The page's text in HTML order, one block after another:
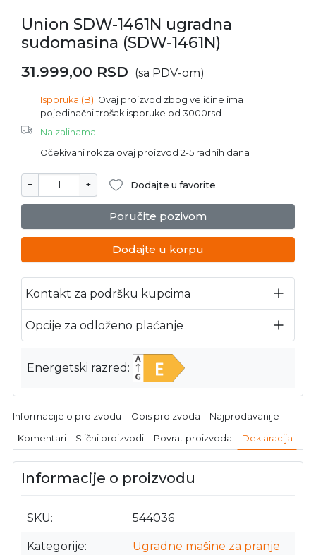
Union SDW-1461N ugradna
sudomasina (SDW-1461N)
31.999,00 RSD (sa PDV-om)
Isporuka (B): Ovaj proizvod zbog veličine ima
pojedinačni trošak isporuke od 3000rsd
Na zalihama
Očekivani rok za ovaj proizvod 2-5 radnih dana
− + Dodajte u favorite
Poručite pozivom
Dodajte u korpu
Kontakt za podršku kupcima
Opcije za odloženo plaćanje
Energetski razred
Informacije o proizvodu Opis proizvoda Najprodavanije
Komentari Slični proizvodi Povrat proizvoda Deklaracija
Informacije o proizvodu
SKU 544036
Kategorije
Ugradne mašine za pranje